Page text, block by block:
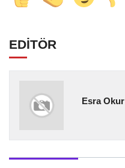
EDİTÖR
Esra Okur